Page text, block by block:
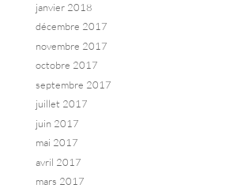
janvier 2018
décembre 2017
novembre 2017
octobre 2017
septembre 2017
juillet 2017
juin 2017
mai 2017
avril 2017
mars 2017